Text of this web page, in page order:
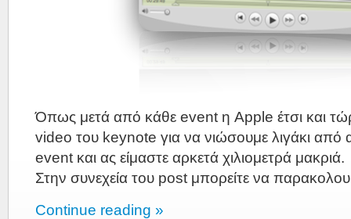
Όπως μετά από κάθε event η Apple έτσι και
video του keynote για να νιώσουμε λιγάκι από
event και ας είμαστε αρκετά χιλιομετρά μακριά.
Στην συνεχεία του post μπορείτε να
Continue reading »